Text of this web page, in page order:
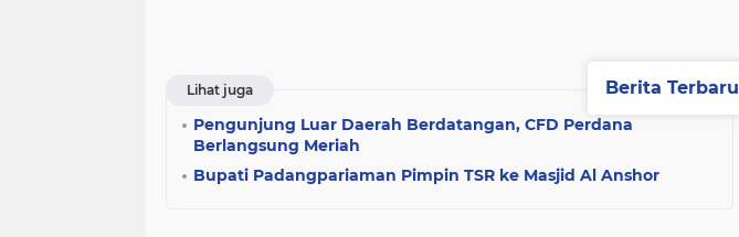
Lihat juga
Pengunjung Luar Daerah Berdatangan, CFD Perdana
Berlangsung Meriah
Bupati Padangpariaman Pimpin TSR ke Masjid Al Anshor
Berita Terbaru